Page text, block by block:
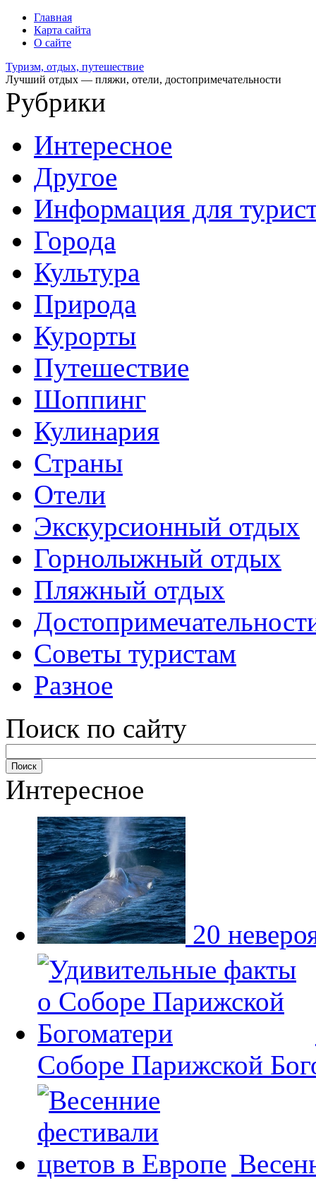
Главная
Карта сайта
О сайте
Туризм, отдых, путешествие
Лучший отдых — пляжи, отели, достопримечательности
Рубрики
Интересное
Другое
Информация для
Города
Культура
Природа
Курорты
Путешествие
Шоппинг
Кулинария
Страны
Отели
Экскурсионный отдых
Горнолыжный отдых
Пляжный отдых
Советы туристам
Разное
Поиск по сайту
Интересное
20
Соборе Парижской